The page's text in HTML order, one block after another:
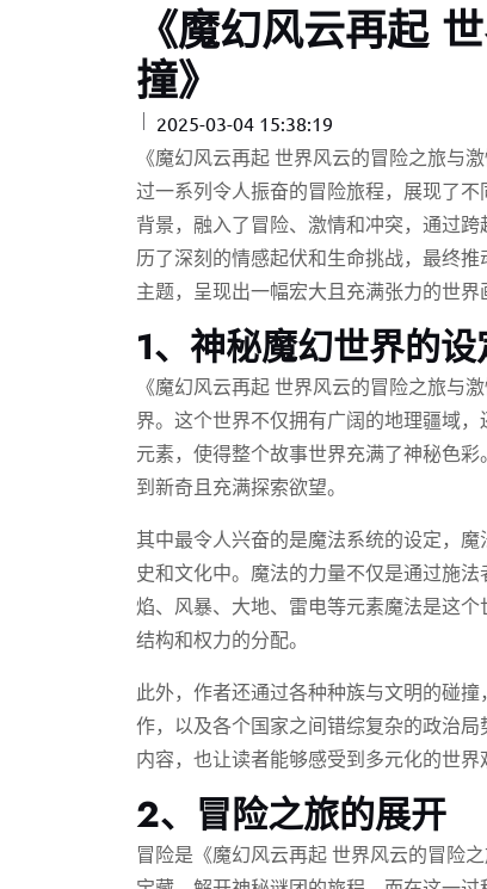
《魔幻风云再起
撞》
2025-03-04 15:38:19
《魔幻风云再起 世界风云的冒险之旅与
过一系列令人振奋的冒险旅程，展现了
背景，融入了冒险、激情和冲突，通过
历了深刻的情感起伏和生命挑战，最终
主题，呈现出一幅宏大且充满张力的世界
1、神秘魔幻世界的设
《魔幻风云再起 世界风云的冒险之旅与
界。这个世界不仅拥有广阔的地理疆域
元素，使得整个故事世界充满了神秘色
到新奇且充满探索欲望。
其中最令人兴奋的是魔法系统的设定，
史和文化中。魔法的力量不仅是通过施
焰、风暴、大地、雷电等元素魔法是这
结构和权力的分配。
此外，作者还通过各种种族与文明的碰
作，以及各个国家之间错综复杂的政治
内容，也让读者能够感受到多元化的世界
2、冒险之旅的展开
冒险是《魔幻风云再起 世界风云的冒险